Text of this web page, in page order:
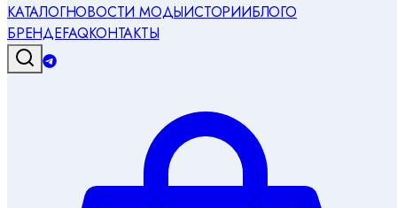
КАТАЛОГНОВОСТИ МОДЫИСТОРИИБЛОГО
БРЕНДЕFAQКОНТАКТЫ